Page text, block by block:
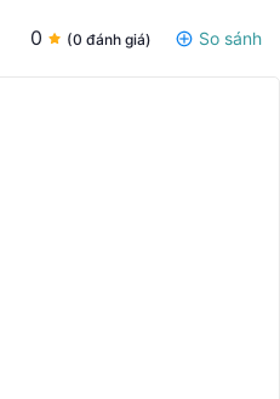
0 (0 đánh giá) So sánh